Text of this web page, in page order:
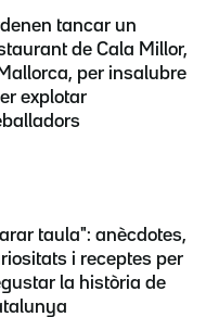
tancar un
de Cala Millor,
per insalubre
explotar
taula": anècdotes,
i receptes per
la història de